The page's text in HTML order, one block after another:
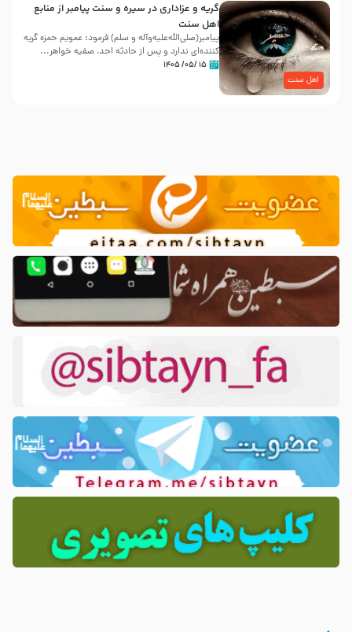
اهل سنت
گریه و عزاداری در سیره و سنت پیامبر از منابع
اهل سنت
پیامبر(صلی‌الله‌علیه‌وآله و سلم) فرمود: عمویم حمزه گریه
کننده‌ای ندارد و پس از حادثه احد، صفیه خواهر...
۱۵ /۰۵/ ۱۴۰۵